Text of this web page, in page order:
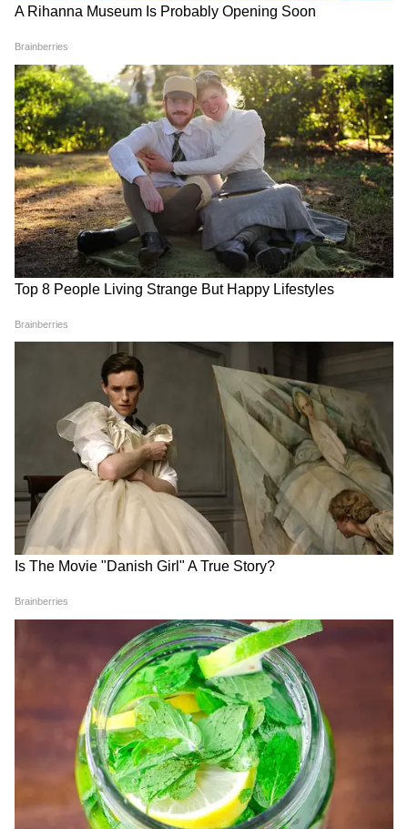
Related Articles
PF Balance Check: পিএফ অ্যাকাউন্টে ৮.৫% হারে
সুদের টাকা ঢুকলে বুঝবেন কীভাবে? ব্যালান্স চেকের
সহজ উপায়
Stock Market Update: বেকায়দায় মিডক্যাপ! নিফটি
নামল ২৪,০০০-এর নিচে, সেনসেক্স পড়ল ৭০০
পয়েন্টেরও বেশি
3
4
Image Credit :Social Media
পিএফ অ্যাকাউন্টের সঙ্গে ইউপিআই কীভাবে
কানেক্ট হবে?
প্রথমেই আধার লিঙ্কের কাজটি সেরে ফেলতে হবে।
অর্থাৎ, আপনার ইউনিভার্সাল অ্যাকাউন্ট নম্বর তথা
UAN নম্বরের সঙ্গে আধার কার্ডটি লিঙ্ক করাতে হবে।
তারপর রয়েছে ব্যাঙ্ক অ্যাকাউন্ট ভেরিফিকেশনের
কাজ। EPFO মেম্বার পোর্টালে গিয়ে আপনার ব্যাঙ্ক
অ্যাকাউন্টের ডিটেইলস তথা IFSC কোড সহ
সবকিছু ঠিক আছে কিনা, তা একবার দেখে নিন।
এরপর আপনাকে দেখে নিতে হবে যে, আধার কার্ড,
প্যান কার্ড এবং EPFO রেকর্ডে আপনার নাম,
জন্মতারিখ সহ সমস্ত ব্যক্তিগত তথ্য যেন পুরো এক
থাকে। কোনও অমিল থাকা যাবেনা (PF amount
transfer to UPI)।